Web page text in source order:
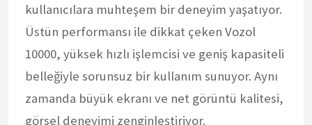
kullanıcılara muhteşem bir deneyim yaşatıyor.
Üstün performansı ile dikkat çeken Vozol
10000, yüksek hızlı işlemcisi ve geniş kapasiteli
belleğiyle sorunsuz bir kullanım sunuyor. Aynı
zamanda büyük ekranı ve net görüntü kalitesi,
görsel deneyimi zenginleştiriyor.